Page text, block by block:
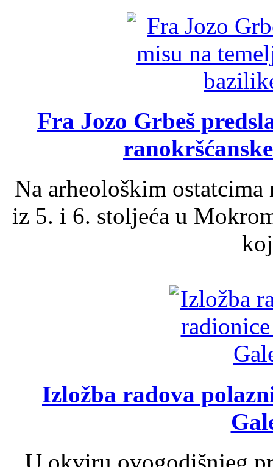
Fra Jozo Grbeš
Na arheološkim
iz 5. i 6. stoljeća u
Izložba radova